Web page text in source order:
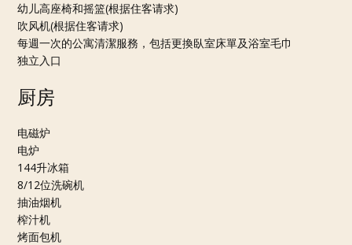
幼儿高座椅和摇篮(根据住客请求)
吹风机(根据住客请求)
每週一次的公寓清潔服務，包括更換臥室床單及浴室毛巾
独立入口
厨房
电磁炉
电炉
144升冰箱
8/12位洗碗机
抽油烟机
榨汁机
烤面包机